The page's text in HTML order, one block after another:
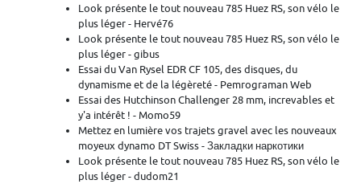
Look présente le tout nouveau 785 Huez RS, son vélo le
plus léger - Hervé76
Look présente le tout nouveau 785 Huez RS, son vélo le
plus léger - gibus
Essai du Van Rysel EDR CF 105, des disques, du
dynamisme et de la légèreté - Pemrograman Web
Essai des Hutchinson Challenger 28 mm, increvables et
y'a intérêt ! - Momo59
Mettez en lumière vos trajets gravel avec les nouveaux
moyeux dynamo DT Swiss - Закладки наркотики
Look présente le tout nouveau 785 Huez RS, son vélo le
plus léger - dudom21